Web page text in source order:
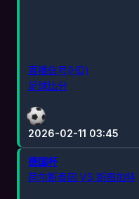
2026-02-11 03:45
直播信号(HD)
足球比分
德国杯
荷尔斯泰因 VS 斯图加特